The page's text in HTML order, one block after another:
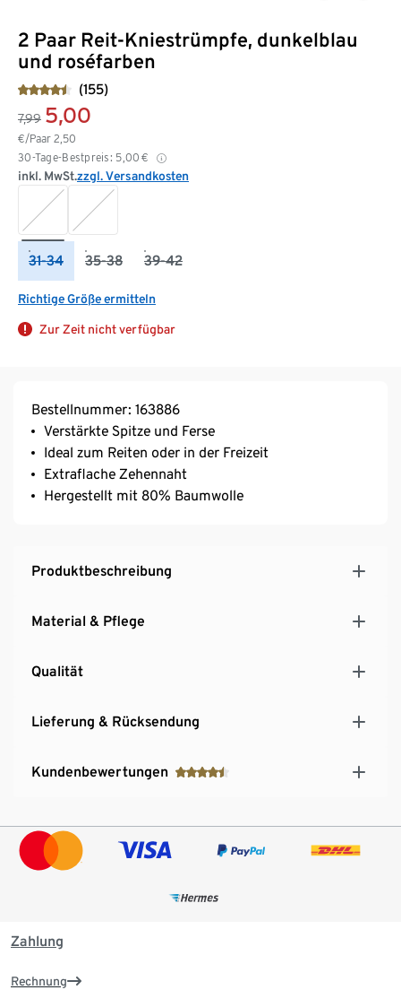
2 Paar Reit-Kniestrümpfe, dunkelblau
und roséfarben
(155)
7,99 5,00
€/Paar 2,50
30-Tage-Bestpreis: 5,00 €
inkl. MwSt.zzgl. Versandkosten
31-34 35-38 39-42
Richtige Größe ermitteln
Zur Zeit nicht verfügbar
Bestellnummer: 163886
Verstärkte Spitze und Ferse
Ideal zum Reiten oder in der Freizeit
Extraflache Zehennaht
Hergestellt mit 80% Baumwolle
Produktbeschreibung
Material & Pflege
Qualität
Lieferung & Rücksendung
Kundenbewertungen
Zahlung
Rechnung